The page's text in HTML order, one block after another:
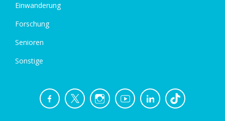
Einwanderung
Forschung
Senioren
Sonstige